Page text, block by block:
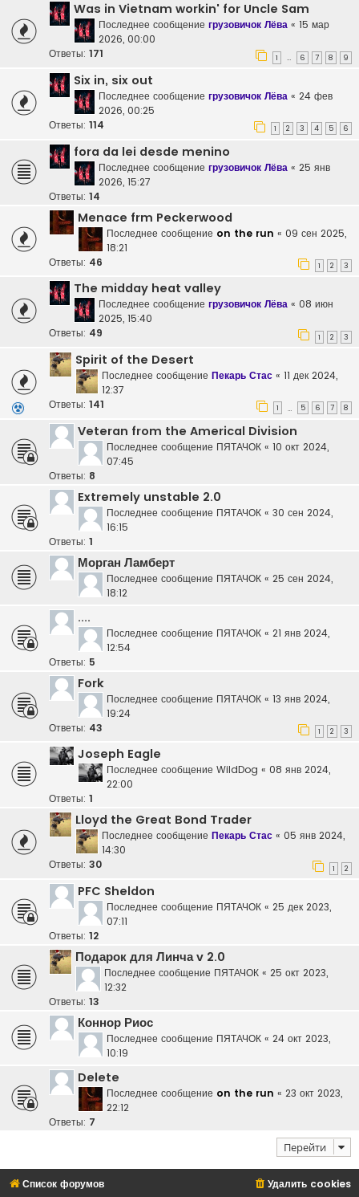
Was in Vietnam workin' for Uncle Sam
Последнее сообщение грузовичок Лёва « 15 мар
2026, 00:00
Ответы: 171 1 … 6 7 8 9
Six in, six out
Последнее сообщение грузовичок Лёва « 24 фев
2026, 00:25
Ответы: 114 1 2 3 4 5 6
fora da lei desde menino
Последнее сообщение грузовичок Лёва « 25 янв
2026, 15:27
Ответы: 14
Menace frm Peckerwood
Последнее сообщение on the run « 09 сен 2025,
18:21
Ответы: 46 1 2 3
The midday heat valley
Последнее сообщение грузовичок Лёва « 08 июн
2025, 15:40
Ответы: 49 1 2 3
Spirit of the Desert
Последнее сообщение Пекарь Стас « 11 дек 2024,
12:37
Ответы: 141 1 … 5 6 7 8
Veteran from the Americal Division
Последнее сообщение ПЯТАЧОК « 10 окт 2024,
07:45
Ответы: 8
Extremely unstable 2.0
Последнее сообщение ПЯТАЧОК « 30 сен 2024,
16:15
Ответы: 1
Морган Ламберт
Последнее сообщение ПЯТАЧОК « 25 сен 2024,
18:12
....
Последнее сообщение ПЯТАЧОК « 21 янв 2024,
12:54
Ответы: 5
Fork
Последнее сообщение ПЯТАЧОК « 13 янв 2024,
19:24
Ответы: 43 1 2 3
Joseph Eagle
Последнее сообщение WildDog « 08 янв 2024,
22:00
Ответы: 1
Lloyd the Great Bond Trader
Последнее сообщение Пекарь Стас « 05 янв 2024,
14:30
Ответы: 30 1 2
PFC Sheldon
Последнее сообщение ПЯТАЧОК « 25 дек 2023,
07:11
Ответы: 12
Подарок для Линча v 2.0
Последнее сообщение ПЯТАЧОК « 25 окт 2023,
12:32
Ответы: 13
Коннор Риос
Последнее сообщение ПЯТАЧОК « 24 окт 2023,
10:19
Delete
Последнее сообщение on the run « 23 окт 2023,
22:12
Ответы: 7
Перейти
Список форумов Удалить cookies